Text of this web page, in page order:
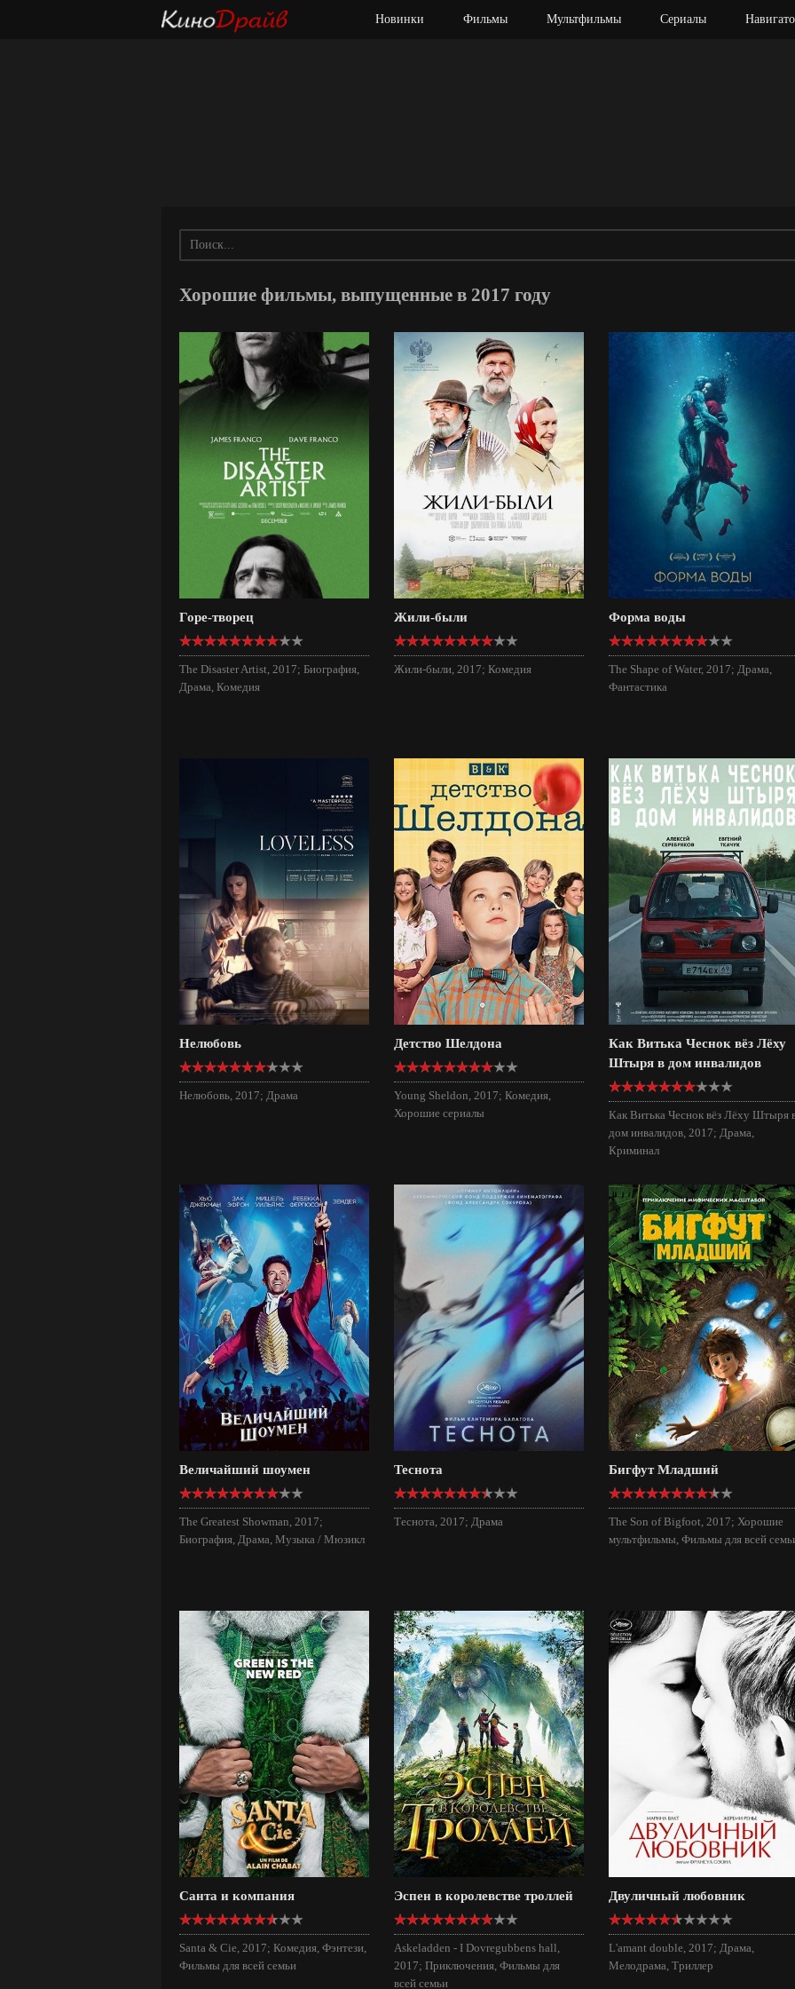
Новинки Фильмы Мультфильмы Сериалы
Хорошие фильмы, выпущенные в 2017 году
Горе-творец
The Disaster Artist, 2017; Биография,
Драма, Комедия
Жили-были
Жили-были, 2017; Комедия
Форма воды
The Shape of Water, 2017; Драма,
Фантастика
Нелюбовь
Нелюбовь, 2017; Драма
Детство Шелдона
Young Sheldon, 2017; Комедия,
Хорошие сериалы
Как Витька Чеснок вёз Лёху
Штыря в дом инвалидов
Как Витька Чеснок вёз Лёху Штыря
дом инвалидов, 2017; Драма,
Криминал
Величайший шоумен
The Greatest Showman, 2017;
Биография, Драма, Музыка / Мюзикл
Теснота
Теснота, 2017; Драма
Бигфут Младший
The Son of Bigfoot, 2017; Хорошие
мультфильмы, Фильмы для всей
Санта и компания
Santa & Cie, 2017; Комедия, Фэнтези,
Фильмы для всей семьи
Эспен в королевстве троллей
Askeladden - I Dovregubbens hall,
2017; Приключения, Фильмы для
всей семьи
Двуличный любовник
L'amant double, 2017; Драма,
Мелодрама, Триллер